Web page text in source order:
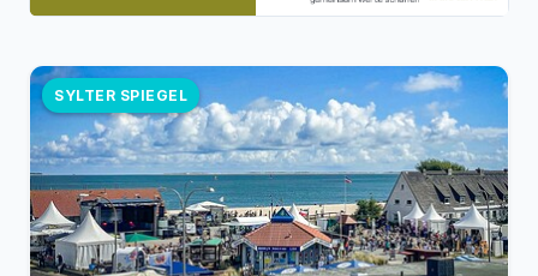
SYLTER SPIEGEL